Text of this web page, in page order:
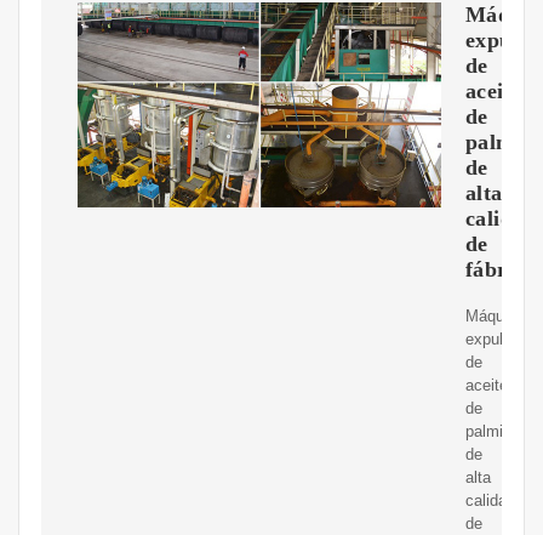
de
aceite
de
de
alta
calidad
de
fábrica
Máquina
expulsora
de
aceite
de
palmiste
de
alta
calidad
de